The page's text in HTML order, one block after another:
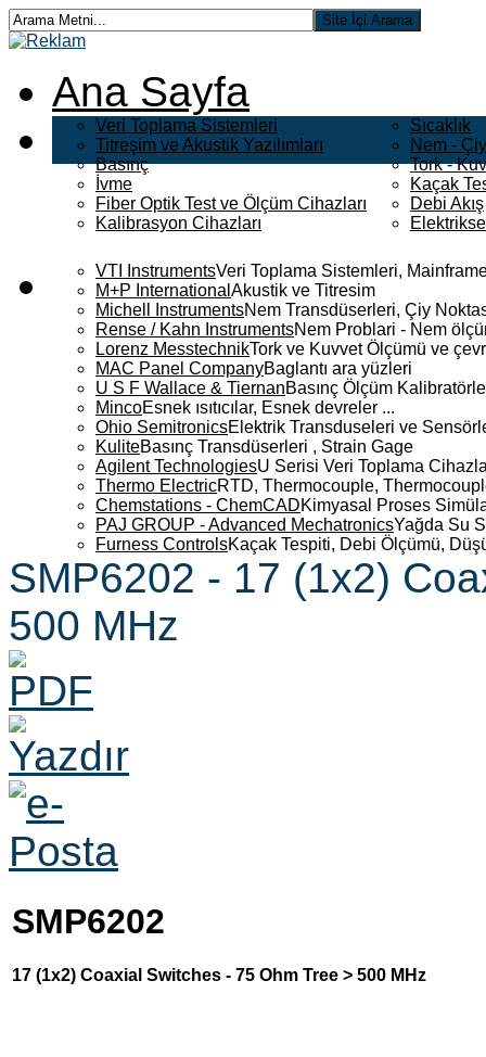
Ana Sayfa
Veri Toplama Sistemleri
Titreşim ve Akustik Yazılımları
Basınç
İvme
Fiber Optik Test ve Ölçüm Cihazları
Kalibrasyon Cihazları
Sıcaklık
Nem -
Tork -
Kaçak
Debi Akış
VTI InstrumentsVeri Toplama Sistemleri,
M+P International Akustik ve Titresim
Michell InstrumentsNem Transdüserleri, Çiy
Rense / Kahn InstrumentsNem Problari - Nem
Lorenz MesstechnikTork ve Kuvvet Ölçümü ve
MAC Panel CompanyBaglantı ara yüzleri
U S F Wallace & TiernanBasınç Ölçüm
MincoEsnek ısıtıcılar, Esnek devreler ...
Ohio SemitronicsElektrik Transduseleri ve
KuliteBasınç Transdüserleri , Strain Gage
Agilent TechnologiesU Serisi Veri Toplama
Thermo ElectricRTD, Thermocouple,
Chemstations - ChemCADKimyasal Proses
PAJ GROUP - Advanced MechatronicsYağda Su
Furness ControlsKaçak Tespiti, Debi Ölçümü,
SMP6202 - 17 (1x2)
500 MHz
SMP6202
17 (1x2) Coaxial Switches - 75 Ohm Tree > 500 MHz